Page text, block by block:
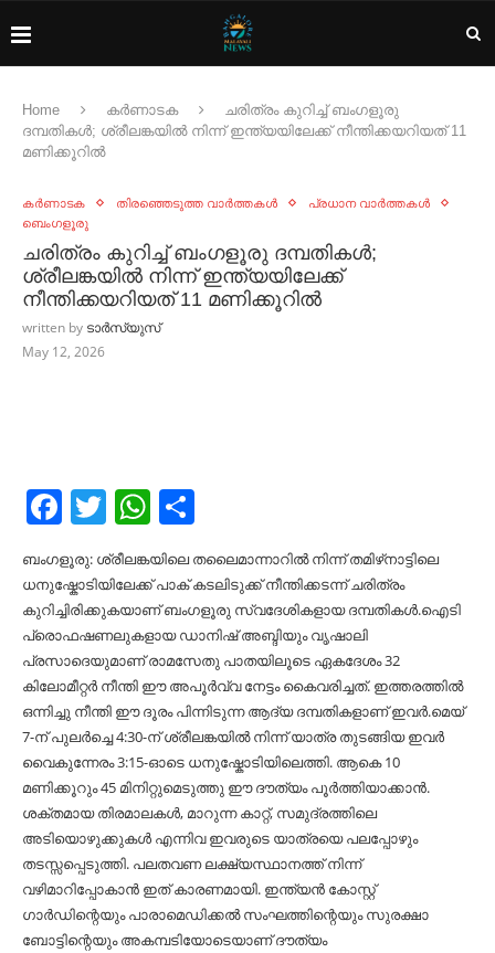
Home കർണാടക
ചരിത്രം കുറിച്ച്‌ ബംഗളൂരു
ദമ്പതികള്‍; ശ്രീലങ്കയില്‍ നിന്ന് ഇന്ത്യയിലേക്ക് നീന്തിക്കയറിയത് 11
മണിക്കൂറില്‍
കർണാടക തിരഞ്ഞെടുത്ത വാർത്തകൾ
പ്രധാന വാർത്തകൾ
ബെംഗളൂരു
ചരിത്രം കുറിച്ച്‌ ബംഗളൂരു ദമ്പതികള്‍;
ശ്രീലങ്കയില്‍ നിന്ന് ഇന്ത്യയിലേക്ക്
നീന്തിക്കയറിയത് 11 മണിക്കൂറില്‍
written by ടാർസ്യുസ്
May 12, 2026
Facebook
TwitterWhatsApp
ബംഗളൂരു: ശ്രീലങ്കയിലെ തലൈമാന്നാറില്‍ നിന്ന് തമിഴ്‌നാട്ടിലെ
ധനുഷ്കോടിയിലേക്ക് പാക് കടലിടുക്ക് നീന്തിക്കടന്ന് ചരിത്രം
കുറിച്ചിരിക്കുകയാണ് ബംഗളൂരു സ്വദേശികളായ ദമ്പതികള്‍.ഐടി
പ്രൊഫഷണലുകളായ ഡാനിഷ് അബ്ദിയും വൃഷാലി
പ്രസാദെയുമാണ് രാമസേതു പാതയിലൂടെ ഏകദേശം 32
കിലോമീറ്റർ നീന്തി ഈ അപൂർവ്വ നേട്ടം കൈവരിച്ചത്. ഇത്തരത്തില്‍
ഒന്നിച്ചു നീന്തി ഈ ദൂരം പിന്നിടുന്ന ആദ്യ ദമ്പതികളാണ് ഇവർ.മെയ്
7-ന് പുലർച്ചെ 4:30-ന് ശ്രീലങ്കയില്‍ നിന്ന് യാത്ര തുടങ്ങിയ ഇവർ
വൈകുന്നേരം 3:15-ഓടെ ധനുഷ്കോടിയിലെത്തി. ആകെ 10
മണിക്കൂറും 45 മിനിറ്റുമെടുത്തു ഈ ദൗത്യം പൂർത്തിയാക്കാൻ.
ശക്തമായ തിരമാലകള്‍, മാറുന്ന കാറ്റ്, സമുദ്രത്തിലെ
അടിയൊഴുക്കുകള്‍ എന്നിവ ഇവരുടെ യാത്രയെ പലപ്പോഴും
തടസ്സപ്പെടുത്തി. പലതവണ ലക്ഷ്യസ്ഥാനത്ത് നിന്ന്
വഴിമാറിപ്പോകാൻ ഇത് കാരണമായി. ഇന്ത്യൻ കോസ്റ്റ്
ഗാർഡിന്റെയും പാരാമെഡിക്കല്‍ സംഘത്തിന്റെയും സുരക്ഷാ
ബോട്ടിന്റെയും അകമ്പടിയോടെയാണ് ദൗത്യം